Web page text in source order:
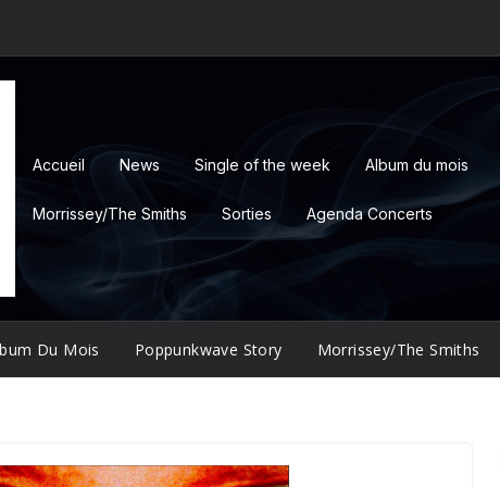
Accueil News Single of the week Album du mois
Morrissey/The Smiths Sorties Agenda Concerts
Du Mois Poppunkwave Story Morrissey/The Smiths